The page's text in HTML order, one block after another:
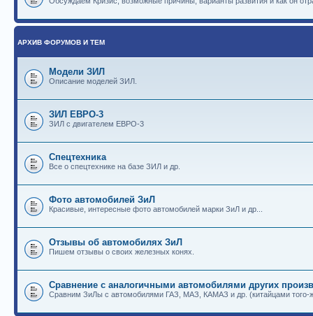
АРХИВ ФОРУМОВ И ТЕМ
Модели ЗИЛ
Описание моделей ЗИЛ.
ЗИЛ ЕВРО-3
ЗИЛ с двигателем ЕВРО-3
Спецтехника
Все о спецтехнике на базе ЗИЛ и др.
Фото автомобилей ЗиЛ
Красивые, интересные фото автомобилей марки ЗиЛ и др...
Отзывы об автомобилях ЗиЛ
Пишем отзывы о своих железных конях.
Сравнение с аналогичными автомобилями других
Сравним ЗиЛы с автомобилями ГАЗ, МАЗ, КАМАЗ и др. (китайцами того-